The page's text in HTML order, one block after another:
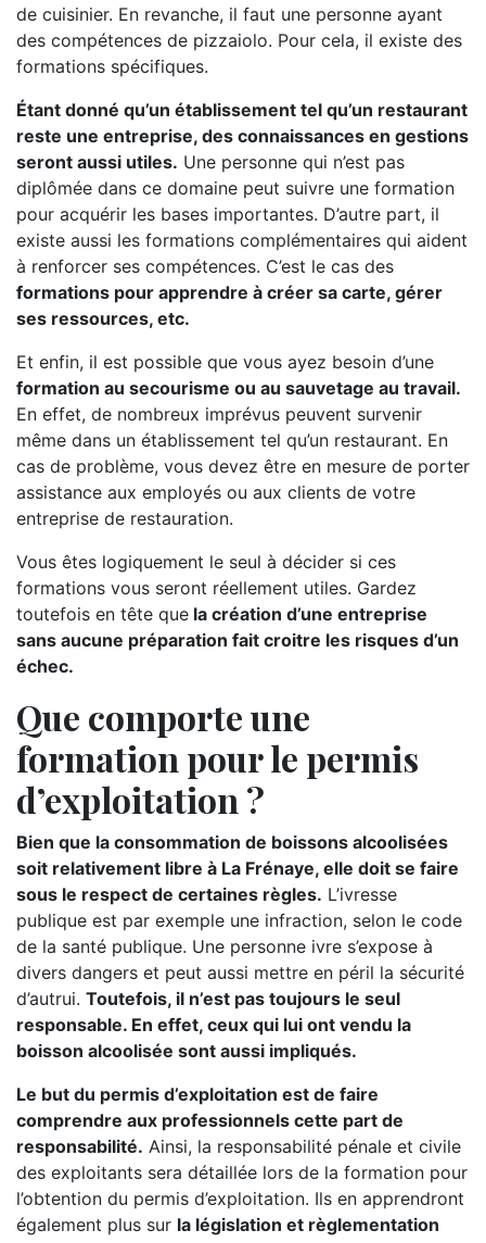
de cuisinier. En revanche, il faut une personne ayant
des compétences de pizzaiolo. Pour cela, il existe des
formations spécifiques.
Étant donné qu’un établissement tel qu’un restaurant
reste une entreprise, des connaissances en gestions
seront aussi utiles. Une personne qui n’est pas
diplômée dans ce domaine peut suivre une formation
pour acquérir les bases importantes. D’autre part, il
existe aussi les formations complémentaires qui aident
à renforcer ses compétences. C’est le cas des
formations pour apprendre à créer sa carte, gérer
ses ressources, etc.
Et enfin, il est possible que vous ayez besoin d’une
formation au secourisme ou au sauvetage au travail.
En effet, de nombreux imprévus peuvent survenir
même dans un établissement tel qu’un restaurant. En
cas de problème, vous devez être en mesure de porter
assistance aux employés ou aux clients de votre
entreprise de restauration.
Vous êtes logiquement le seul à décider si ces
formations vous seront réellement utiles. Gardez
toutefois en tête que la création d’une entreprise
sans aucune préparation fait croitre les risques d’un
échec.
Que comporte une
formation pour le permis
d’exploitation ?
Bien que la consommation de boissons alcoolisées
soit relativement libre à La Frénaye, elle doit se faire
sous le respect de certaines règles. L’ivresse
publique est par exemple une infraction, selon le code
de la santé publique. Une personne ivre s’expose à
divers dangers et peut aussi mettre en péril la sécurité
d’autrui. Toutefois, il n’est pas toujours le seul
responsable. En effet, ceux qui lui ont vendu la
boisson alcoolisée sont aussi impliqués.
Le but du permis d’exploitation est de faire
comprendre aux professionnels cette part de
responsabilité. Ainsi, la responsabilité pénale et civile
des exploitants sera détaillée lors de la formation pour
l’obtention du permis d’exploitation. Ils en apprendront
également plus sur la législation et règlementation